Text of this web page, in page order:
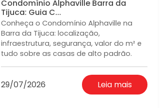
Condomínio Alphaville Barra da
Tijuca: Guia C...
Conheça o Condomínio Alphaville na
Barra da Tijuca: localização,
infraestrutura, segurança, valor do m² e
tudo sobre as casas de alto padrão.
29/07/2026 Leia mais